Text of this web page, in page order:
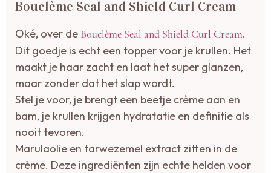
Bouclème Seal and Shield Curl Cream
Oké, over de Bouclème Seal and Shield Curl Cream.
Dit goedje is echt een topper voor je krullen. Het
maakt je haar zacht en laat het super glanzen,
maar zonder dat het slap wordt.
Stel je voor, je brengt een beetje crème aan en
bam, je krullen krijgen hydratatie en definitie als
nooit tevoren.
Marulaolie en tarwezemel extract zitten in de
crème. Deze ingrediënten zijn echte helden voor